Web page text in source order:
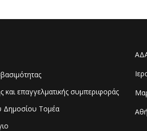
και επαγγελματικής συμπεριφοράς
Δημοσίου Τομέα